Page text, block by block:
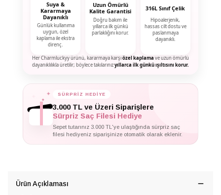
Suya &
Kararmaya
Dayanıklı
Günlük kullanıma
uygun, özel
kaplama ile ekstra
direnç.
Uzun Ömürlü
Kalite Garantisi
Doğru bakım ile
yıllarca ilk günkü
parlaklığını korur.
316L Sınıf Çelik
Hipoalerjenik,
hassas cilt dostu ve
paslanmaya
dayanıklı.
Her Charmluckyy ürünü, kararmaya karşıözel kaplama ve uzun ömürlü
dayanıklılıkla üretilir; böylece takılarınızyıllarca ilk günkü ışıltısını korur.
✦ SÜRPRİZ HEDİYE
3.000 TL ve Üzeri Siparişlere
Sürpriz Saç Filesi Hediye
Sepet tutarınız 3.000 TL'ye ulaştığında sürpriz saç
filesi hediyeniz siparişinize otomatik olarak eklenir.
Ürün Açıklaması